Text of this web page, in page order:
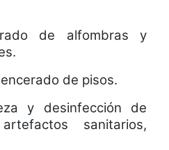
de alfombras y
de pisos.
y desinfección de
sanitarios,